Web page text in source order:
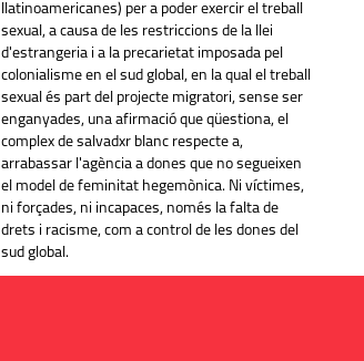
llatinoamericanes) per a poder exercir el treball
sexual, a causa de les restriccions de la llei
d'estrangeria i a la precarietat imposada pel
colonialisme en el sud global, en la qual el treball
sexual és part del projecte migratori, sense ser
enganyades, una afirmació que qüestiona, el
complex de salvadxr blanc respecte a,
arrabassar l'agència a dones que no segueixen
el model de feminitat hegemònica. Ni víctimes,
ni forçades, ni incapaces, només la falta de
drets i racisme, com a control de les dones del
sud global.